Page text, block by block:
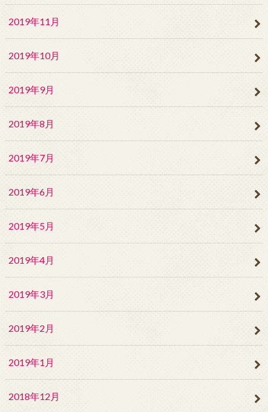
2019年11月
2019年10月
2019年9月
2019年8月
2019年7月
2019年6月
2019年5月
2019年4月
2019年3月
2019年2月
2019年1月
2018年12月